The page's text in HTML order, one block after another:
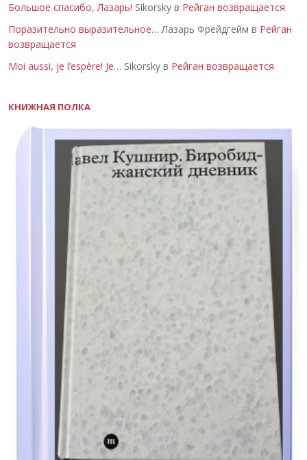
Большое спасибо, Лазарь! Sikorsky в Рейган возвращается
Поразительно выразительное… Лазарь Фрейдгейм в Рейган
возвращается
Moi aussi, je l’espère! Je… Sikorsky в Рейган возвращается
КНИЖНАЯ ПОЛКА